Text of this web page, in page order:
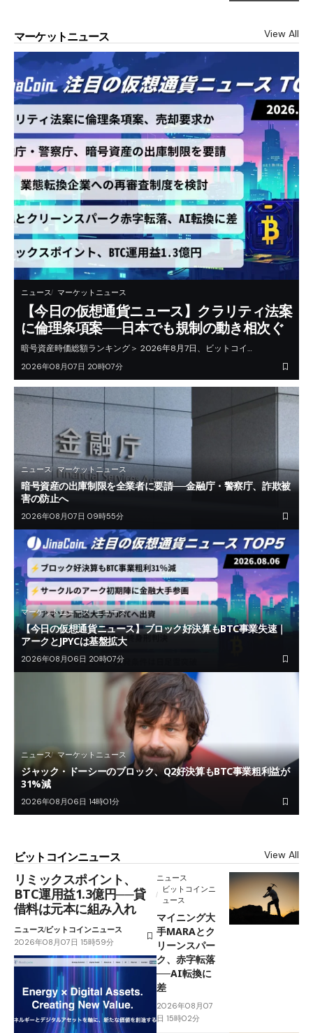
マーケットニュース View All
ニュース マーケットニュース
【今日の仮想通貨ニュース】クラリティ法案
に倫理条項案──日本でも規制の動き相次ぐ
暗号資産時価総額ランキング＞ 2026年8月7日、ビットコイ…
2026年08月07日 20時07分
ニュース マーケットニュース
暗号資産の出庫制限を全業者に要請──金融庁・警察庁、詐欺被
害の防止へ
2026年08月07日 09時55分
マーケットニュース ニュース
【今日の仮想通貨ニュース】ブロック好決算もBTC事業失速｜
アークとJPYCは基盤拡大
2026年08月06日 20時07分
ニュース マーケットニュース
ジャック・ドーシーのブロック、Q2好決算もBTC事業粗利益が
31%減
2026年08月06日 14時01分
ビットコインニュース View All
リミックスポイント、
BTC運用益1.3億円──貸
借料は元本に組み入れ
ニュースビットコインニュース
2026年08月07日 15時59分
ニュース
ビットコインニ
ュース
マイニング大
手MARAとク
リーンスパー
ク、赤字転落
──AI転換に
差
2026年08月07
日 15時02分